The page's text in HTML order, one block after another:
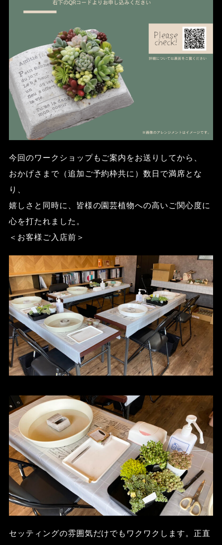
今回のワークショップもご案内をお送りしてから、
おかげさまで（追加ご予約枠共に）数日で満席とな
り、
嬉しさと同時に、皆様の園芸植物への高いご関心度に
心を打たれました。
＜お客様ご入店前＞
セッティングの雰囲気だけでもワクワクします。正直